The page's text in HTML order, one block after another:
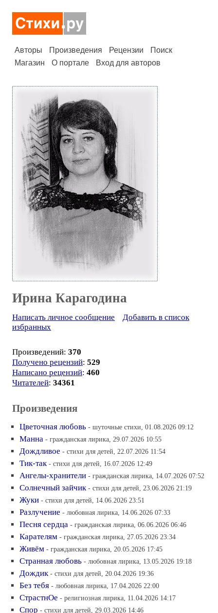
Авторы Произведения Рецензии
Поиск
Магазин
О портале Вход для авторов
Ирина Карагодина
Написать личное сообщение
Добавить в список
избранных
Произведений: 370
Получено рецензий: 529
Написано рецензий: 460
Читателей: 34361
Произведения
Цветочная любовь - шуточные стихи, 01.08.2026 09:12
Манна - гражданская лирика, 29.07.2026 10:55
Дождливое - стихи для детей, 22.07.2026 11:54
Тик-так - стихи для детей, 16.07.2026 12:49
Ангелы-хранители - гражданская лирика, 14.07.2026 07:52
Солнечный зайчик - стихи для детей, 23.06.2026 21:19
Жуки - стихи для детей, 14.06.2026 23:51
Разлучение - любовная лирика, 14.06.2026 07:33
Песня сердца - гражданская лирика, 06.06.2026 06:46
Карателям - гражданская лирика, 27.05.2026 23:34
Живём - гражданская лирика, 20.05.2026 17:45
Странная любовь - любовная лирика, 13.05.2026 19:18
Дождик - стихи для детей, 20.04.2026 19:36
Без тебя - любовная лирика, 17.04.2026 22:00
СтрастнОе - религиозная лирика, 11.04.2026 14:17
Спор - стихи для детей, 29.03.2026 14:46